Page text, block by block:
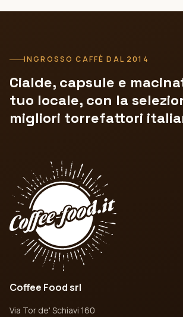
INGROSSO CAFFÈ DAL 2014
Cialde, capsule e
tuo locale, con la
migliori torrefattori
Coffee Food srl
Via Tor de' Schiavi 160